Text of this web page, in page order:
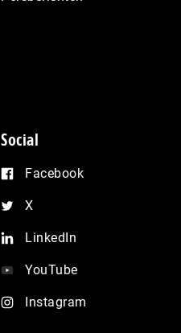
Social
Facebook
X
LinkedIn
YouTube
Instagram